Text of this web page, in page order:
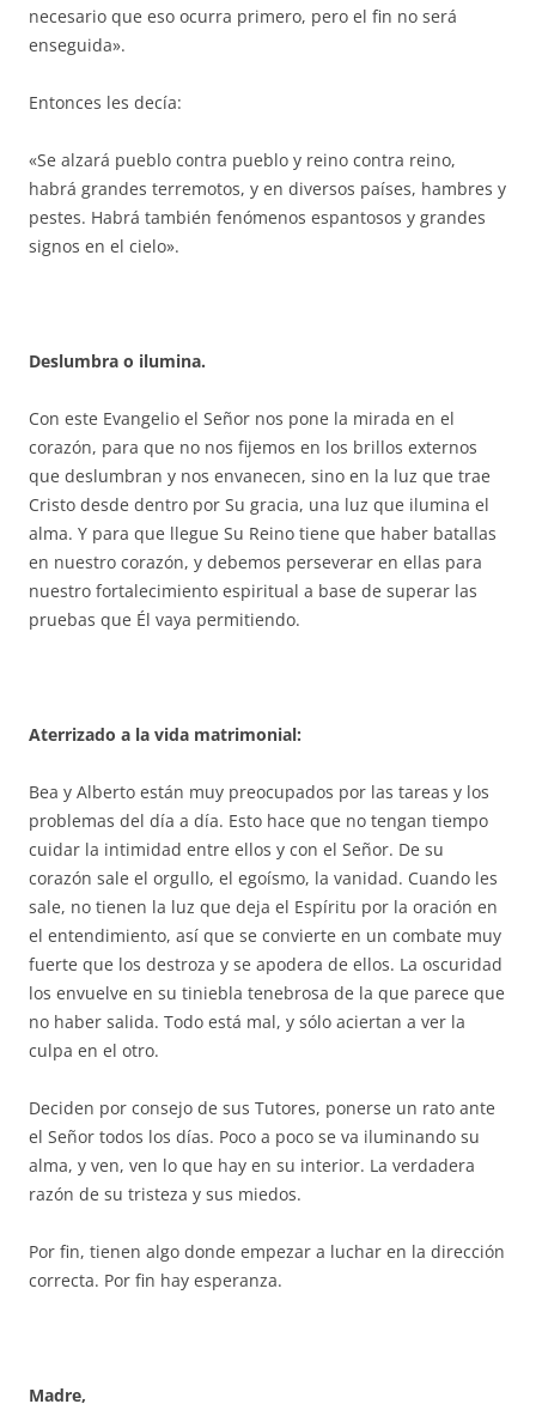
necesario que eso ocurra primero, pero el fin no será
enseguida».
Entonces les decía:
«Se alzará pueblo contra pueblo y reino contra reino,
habrá grandes terremotos, y en diversos países, hambres y
pestes. Habrá también fenómenos espantosos y grandes
signos en el cielo».
Deslumbra o ilumina.
Con este Evangelio el Señor nos pone la mirada en el
corazón, para que no nos fijemos en los brillos externos
que deslumbran y nos envanecen, sino en la luz que trae
Cristo desde dentro por Su gracia, una luz que ilumina el
alma. Y para que llegue Su Reino tiene que haber batallas
en nuestro corazón, y debemos perseverar en ellas para
nuestro fortalecimiento espiritual a base de superar las
pruebas que Él vaya permitiendo.
Aterrizado a la vida matrimonial:
Bea y Alberto están muy preocupados por las tareas y los
problemas del día a día. Esto hace que no tengan tiempo
cuidar la intimidad entre ellos y con el Señor. De su
corazón sale el orgullo, el egoísmo, la vanidad. Cuando les
sale, no tienen la luz que deja el Espíritu por la oración en
el entendimiento, así que se convierte en un combate muy
fuerte que los destroza y se apodera de ellos. La oscuridad
los envuelve en su tiniebla tenebrosa de la que parece que
no haber salida. Todo está mal, y sólo aciertan a ver la
culpa en el otro.
Deciden por consejo de sus Tutores, ponerse un rato ante
el Señor todos los días. Poco a poco se va iluminando su
alma, y ven, ven lo que hay en su interior. La verdadera
razón de su tristeza y sus miedos.
Por fin, tienen algo donde empezar a luchar en la dirección
correcta. Por fin hay esperanza.
Madre,